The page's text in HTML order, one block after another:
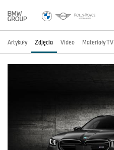
Artykuły Zdjęcia Video Materiały TV